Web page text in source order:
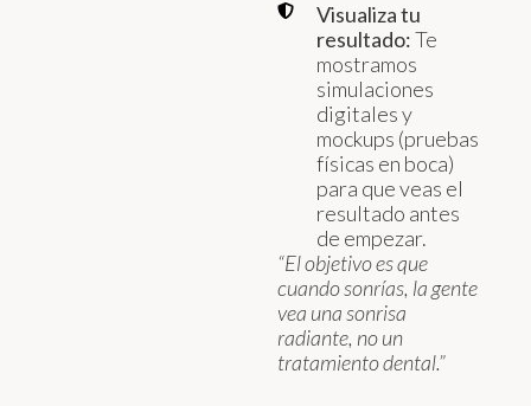
Visualiza tu
resultado:Te
mostramos
simulaciones
digitales y
mockups (pruebas
físicas en boca)
para que veas el
resultado antes
de empezar.
“El objetivo es que
cuando sonrías, la gente
vea una sonrisa
radiante, no un
tratamiento dental.”